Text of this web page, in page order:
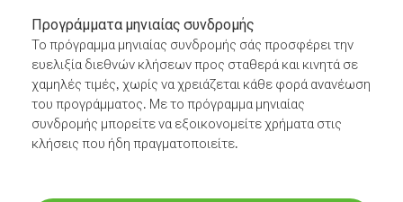
Προγράμματα μηνιαίας συνδρομής
Το πρόγραμμα μηνιαίας συνδρομής σάς προσφέρει την
ευελιξία διεθνών κλήσεων προς σταθερά και κινητά σε
χαμηλές τιμές, χωρίς να χρειάζεται κάθε φορά ανανέωση
του προγράμματος. Με το πρόγραμμα μηνιαίας
συνδρομής μπορείτε να εξοικονομείτε χρήματα στις
κλήσεις που ήδη πραγματοποιείτε.